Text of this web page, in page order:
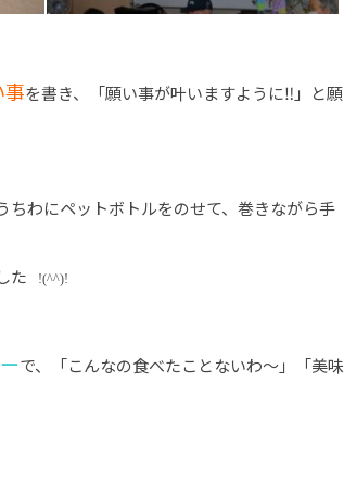
を書き、「願い事が叶いますように‼」と願
ちわにペットボトルをのせて、巻きながら手
た
!(^^)!
で、「こんなの食べたことないわ～」「美味